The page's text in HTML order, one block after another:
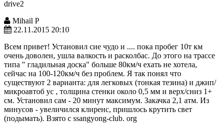
drive2
Mihail P
22.11.2015 20:10
Всем привет! Установил сие чудо и .... пока пробег 10т км
очень доволен, ушла валкость и расколбас. До этого на трассе
типа " гладильная доска" больше 80км/ч ехать не хотела,
сейчас на 100-120км/ч без проблем. Я так понял что
существуют 2 варианта: для легковых (тонкая тезина) и джип/
микроавтоб ус , толщина стенки около 0,5 мм и верх/сниз 1+
см. Установил сам - 20 минут максимум. Закачка 2,1 атм. Из
минусов - увеличился клиренс, пришлось крутить свет
(подымать). Взято с ssangyong-club. org